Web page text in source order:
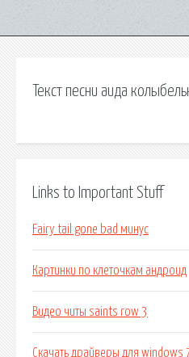
Текст песни аида
Links to Important Stuff
Fairy tail gone bad минус
Картинки по клеточкам андроид
Видео читы saints row 3
Скачать драйверы для windows